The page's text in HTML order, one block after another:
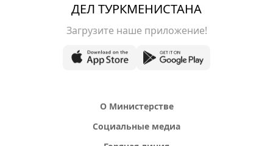
ДЕЛ ТУРКМЕНИСТАНА
Загрузите наше приложение!
О Министерстве
Социальные медиа